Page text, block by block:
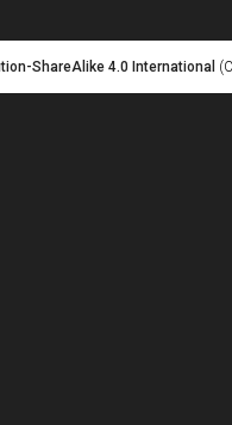
ShareAlike 4.0 International